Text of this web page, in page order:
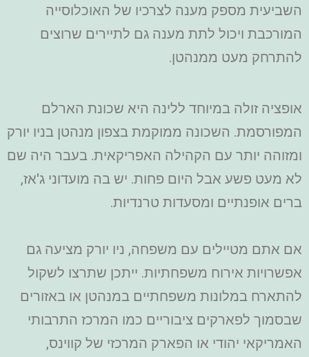
השביעית מספק מענה לצרכיו של האוכלוסייה
המורכבת ויכול לתת מענה גם לתיירים שרוצים
להתרחק מעט ממנהטן.
אופציה זולה במיוחד ללינה היא שכונת הארלם
המפורסמת. השכונה ממוקמת בצפון מנהטן בניו יורק
ומזוהה יותר עם הקהילה האפריקאית. בעבר היה שם
לא מעט פשע אבל היום פחות. יש בה מועדוני ג'אז,
ברים אופנתיים ומסעדות טרנדיות.
אם אתם מטיילים עם משפחה, ניו יורק מציעה גם
אפשרויות אירוח משפחתיות. ייתכן שתרצו לשקול
להתארח במלונות משפחתיים במנהטן או באזורים
שבסמוך לפארקים ציבוריים כמו המרכז התרבותי
האמריקאי יהודי או הפארק המרכזי של קווינס,